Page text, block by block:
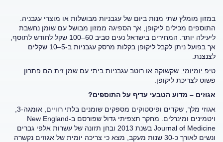
במזון מומלץ שתי מנות ביום של עגבניות מבושלות או מוצרי עגבניה.
התוספים מכילים ליקופן, אך הספיגה ממזון מבושל עם שומן נחשבת
ליעילה יותר. המחירים בישראל נעים סביב 60–100 שקל לחודש לתוסף,
אך בפועל ניתן לקבל ליקופן בקלות מרסק עגבניות ב-5–10 שקלים
לצנצנת.
טיפ יומיומי: שקשוקה או רוטב עגבניות ביתי עם שמן זית הם פתרון
פשוט לצריכת ליקופן.
אגוזים – מדוע הטבעי עדיף על התוספים?
ויטמינים ומינרלים. מחקר תצפיתי גדול שפורסם ב-New England
Journal of Medicine בשנת 2013 ובחן תזונה של עשרות אלפי גברים
ונשים לאורך כ-30 שנות מעקב, מצא כי צריכה יומית של אגוזים נקשרה